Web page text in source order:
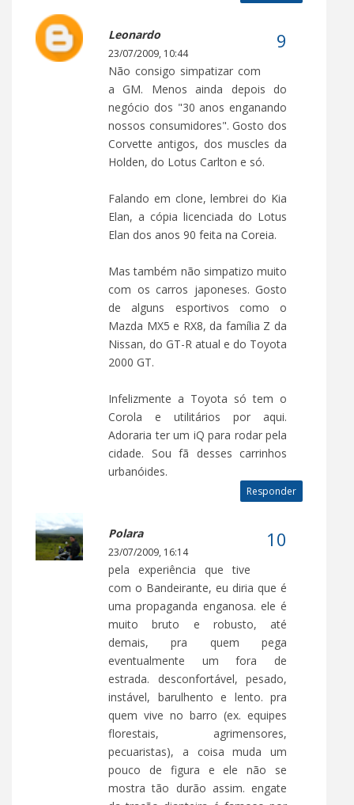
Leonardo
23/07/2009, 10:44
Não consigo simpatizar com
a GM. Menos ainda depois do
negócio dos "30 anos enganando
nossos consumidores". Gosto dos
Corvette antigos, dos muscles da
Holden, do Lotus Carlton e só.
Falando em clone, lembrei do Kia
Elan, a cópia licenciada do Lotus
Elan dos anos 90 feita na Coreia.
Mas também não simpatizo muito
com os carros japoneses. Gosto
de alguns esportivos como o
Mazda MX5 e RX8, da família Z da
Nissan, do GT-R atual e do Toyota
2000 GT.
Infelizmente a Toyota só tem o
Corola e utilitários por aqui.
Adoraria ter um iQ para rodar pela
cidade. Sou fã desses carrinhos
urbanóides.
Responder
Polara
23/07/2009, 16:14
pela experiência que tive
com o Bandeirante, eu diria que é
uma propaganda enganosa. ele é
muito bruto e robusto, até
demais, pra quem pega
eventualmente um fora de
estrada. desconfortável, pesado,
instável, barulhento e lento. pra
quem vive no barro (ex. equipes
florestais, agrimensores,
pecuaristas), a coisa muda um
pouco de figura e ele não se
mostra tão durão assim. engate